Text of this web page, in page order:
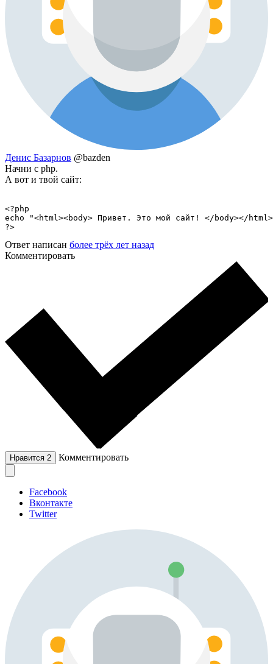
Денис Базарнов @bazden
Начни с php.
А вот и твой сайт:
<?php
echo "<html><body> Привет. Это мой сайт! </body></
?>
Ответ написан более трёх лет назад
Комментировать
Нравится 2 Комментировать
Facebook
Вконтакте
Twitter